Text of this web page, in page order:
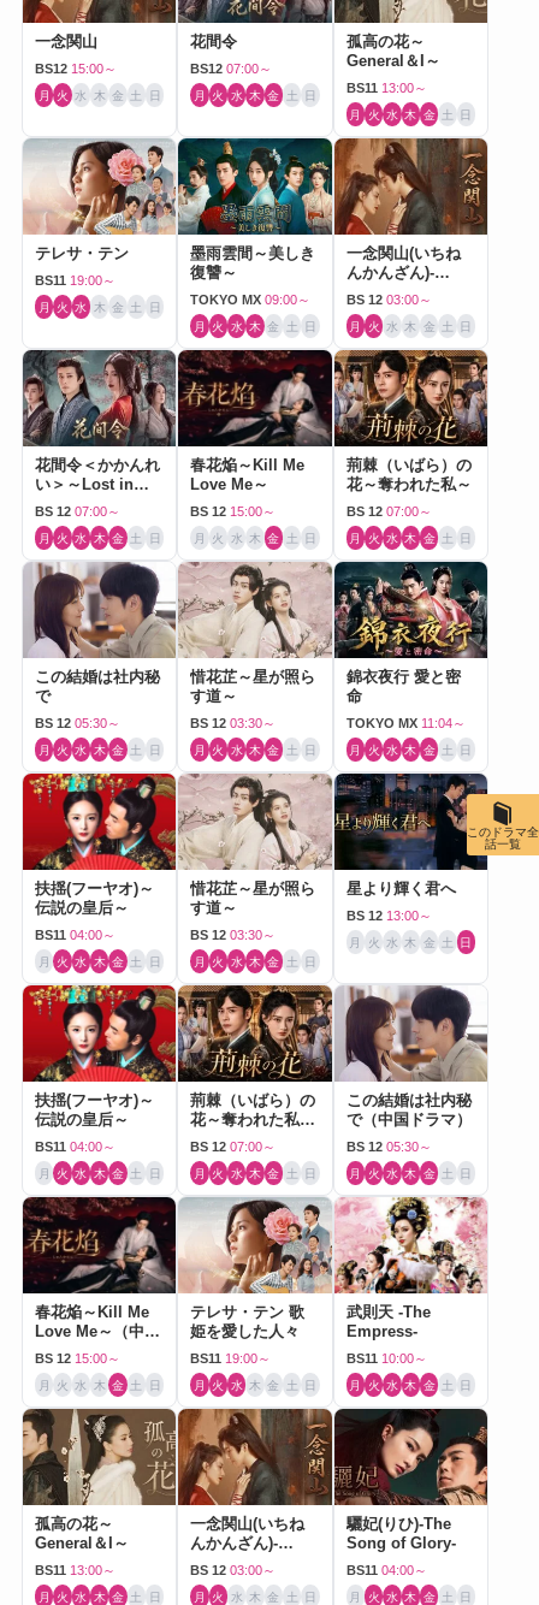
一念関山
BS12 15:00～
月 火 水 木 金 土 日
花間令
BS12 07:00～
月 火 水 木 金 土 日
孤高の花～
General＆I～
BS11 13:00～
月 火 水 木 金 土 日
テレサ・テン
BS11 19:00～
月 火 水 木 金 土 日
墨雨雲間～美しき
復讐～
TOKYO MX 09:00～
月 火 水 木 金 土 日
一念関山(いちね
んかんざん)-
Journey to Love-
BS 12 03:00～
月 火 水 木 金 土 日
花間令＜かかんれ
い＞～Lost in
Love～
BS 12 07:00～
月 火 水 木 金 土 日
春花焔～Kill Me
Love Me～
BS 12 15:00～
月 火 水 木 金 土 日
荊棘（いばら）の
花～奪われた私～
BS 12 07:00～
月 火 水 木 金 土 日
この結婚は社内秘
で
BS 12 05:30～
月 火 水 木 金 土 日
惜花芷～星が照ら
す道～
BS 12 03:30～
月 火 水 木 金 土 日
錦衣夜行 愛と密
命
TOKYO MX 11:04～
月 火 水 木 金 土 日
扶揺(フーヤオ)～
伝説の皇后～
BS11 04:00～
月 火 水 木 金 土 日
惜花芷～星が照ら
す道～
BS 12 03:30～
月 火 水 木 金 土 日
星より輝く君へ
BS 12 13:00～
月 火 水 木 金 土 日
扶揺(フーヤオ)～
伝説の皇后～
BS11 04:00～
月 火 水 木 金 土 日
荊棘（いばら）の
花～奪われた私～
（中国ドラマ）
BS 12 07:00～
月 火 水 木 金 土 日
この結婚は社内秘
で（中国ドラマ）
BS 12 05:30～
月 火 水 木 金 土 日
春花焔～Kill Me
Love Me～（中国
ドラマ）
BS 12 15:00～
月 火 水 木 金 土 日
テレサ・テン 歌
姫を愛した人々
BS11 19:00～
月 火 水 木 金 土 日
武則天 -The
Empress-
BS11 10:00～
月 火 水 木 金 土 日
孤高の花～
General＆I～
BS11 13:00～
月 火 水 木 金 土 日
一念関山(いちね
んかんざん)-
Journey to Love-
BS 12 03:00～
月 火 水 木 金 土 日
驪妃(りひ)-The
Song of Glory-
BS11 04:00～
月 火 水 木 金 土 日
このドラマ全
話一覧